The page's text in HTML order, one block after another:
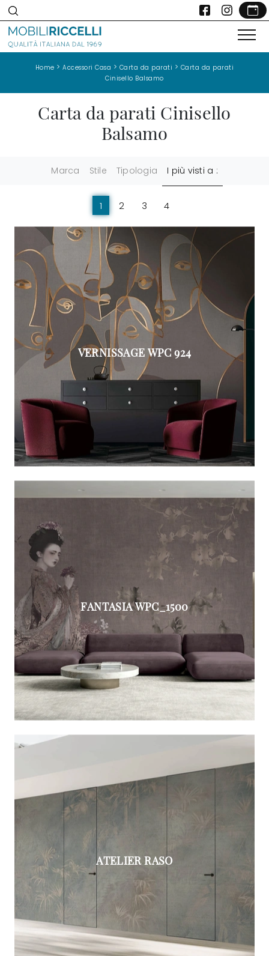
Home >Accessori Casa > Carta da parati > Carta da parati
Cinisello Balsamo
Carta da parati Cinisello
Balsamo
Marca Stile Tipologia I più visti a :
1 2 3 4
VERNISSAGE WPC 924
FANTASIA WPC_1500
ATELIER RASO